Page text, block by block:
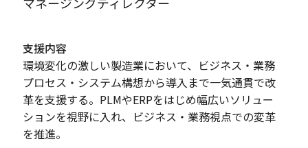
支援内容
環境変化の激しい製造業において、ビジネス・業務
プロセス・システム構想から導入まで一気通貫で改
革を支援する。PLMやERPをはじめ幅広いソリュー
ションを視野に入れ、ビジネス・業務視点での変革
を推進。